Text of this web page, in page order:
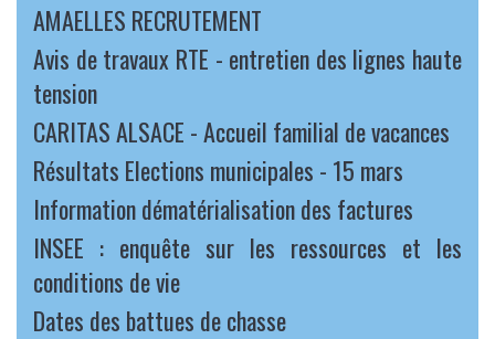
AMAELLES RECRUTEMENT
Avis de travaux RTE - entretien des lignes haute
tension
CARITAS ALSACE - Accueil familial de vacances
Résultats Elections municipales - 15 mars
Information dématérialisation des factures
INSEE : enquête sur les ressources et les
conditions de vie
Dates des battues de chasse